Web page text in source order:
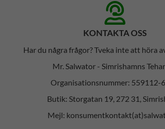
KONTAKTA OSS
Har du några frågor? Tveka inte att höra
Mr. Salwator - Simrishamns
Organisationsnummer: 559112-
Butik: Storgatan 19, 272 31,
Mejl: